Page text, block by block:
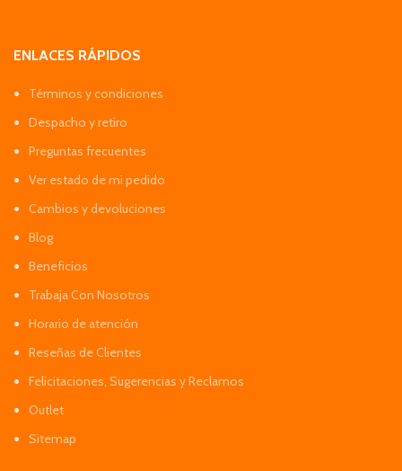
ENLACES RÁPIDOS
Términos y condiciones
Despacho y retiro
Preguntas frecuentes
Ver estado de mi pedido
Cambios y devoluciones
Blog
Beneficios
Trabaja Con Nosotros
Horario de atención
Reseñas de Clientes
Felicitaciones, Sugerencias y Reclamos
Outlet
Sitemap